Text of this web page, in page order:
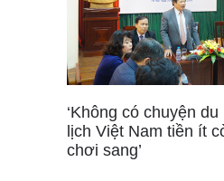
‘Không có chuyện du
lịch Việt Nam tiền ít
chơi sang’